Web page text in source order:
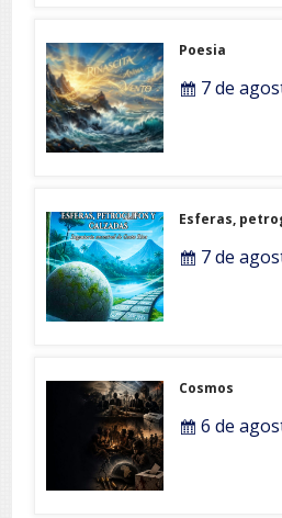
Poesia
7 de
Esferas,
7 de
Cosmos
6 de